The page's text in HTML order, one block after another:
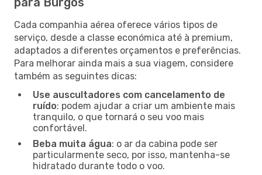
Cada companhia aérea oferece vários tipos de
serviço, desde a classe económica até à premium,
adaptados a diferentes orçamentos e preferências.
Para melhorar ainda mais a sua viagem, considere
também as seguintes dicas:
Use auscultadores com cancelamento de
ruído: podem ajudar a criar um ambiente mais
tranquilo, o que tornará o seu voo mais
confortável.
Beba muita água: o ar da cabina pode ser
particularmente seco, por isso, mantenha-se
hidratado durante todo o voo.